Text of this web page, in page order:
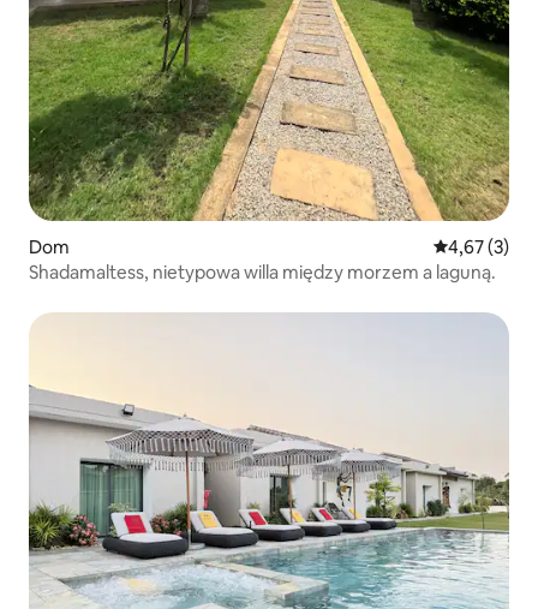
Dom Średnia
4,67 (3)
Shadamaltess, nietypowa willa między morzem a laguną.